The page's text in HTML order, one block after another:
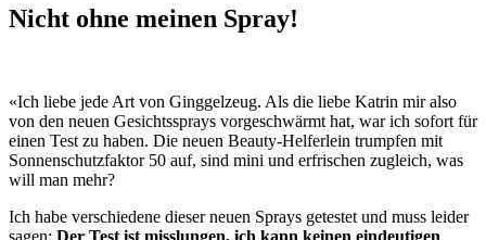
Nicht ohne meinen Spray!
«Ich liebe jede Art von Ginggelzeug. Als die liebe Katrin mir also
von den neuen Gesichtssprays vorgeschwärmt hat, war ich sofort für
einen Test zu haben. Die neuen Beauty-Helferlein trumpfen mit
Sonnenschutzfaktor 50 auf, sind mini und erfrischen zugleich, was
will man mehr?
Ich habe verschiedene dieser neuen Sprays getestet und muss leider
sagen: Der Test ist misslungen, ich kann keinen eindeutigen